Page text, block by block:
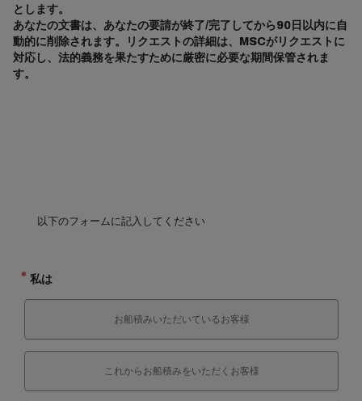
とします。
あなたの文書は、あなたの要請が終了/完了してから90日以内に自
動的に削除されます。リクエストの詳細は、MSCがリクエストに
対応し、法的義務を果たすために厳密に必要な期間保管されま
す。